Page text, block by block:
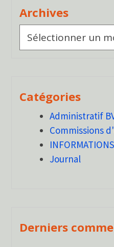
Archives
Archives
Catégories
Administratif
Commissions
INFORMATIONS
Journal
Derniers